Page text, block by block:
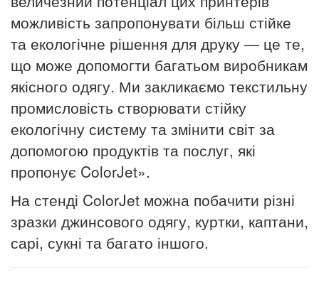
можливість запропонувати більш стійке
та екологічне рішення для друку — це те,
що може допомогти багатьом виробникам
якісного одягу. Ми закликаємо текстильну
промисловість створювати стійку
екологічну систему та змінити світ за
допомогою продуктів та послуг, які
пропонує ColorJet».
На стенді ColorJet можна побачити різні
зразки джинсового одягу, куртки, каптани,
сарі, сукні та багато іншого.